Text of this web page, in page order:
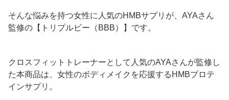
そんな悩みを持つ女性に人気のHMBサプリが、AYAさん
監修の【トリプルビー（BBB）】です。
クロスフィットトレーナーとして人気のAYAさんが監修し
た本商品は、女性のボディメイクを応援するHMBプロテ
インサプリ。